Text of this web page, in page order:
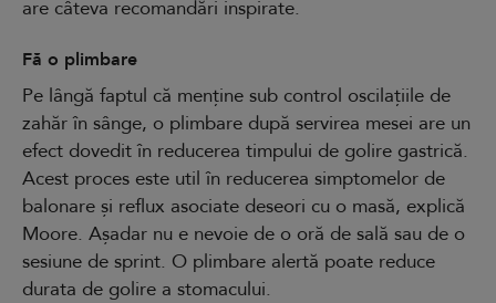
are câteva recomandări inspirate.
Fă o plimbare
Pe lângă faptul că menține sub control oscilațiile de
zahăr în sânge, o plimbare după servirea mesei are un
efect dovedit în reducerea timpului de golire gastrică.
Acest proces este util în reducerea simptomelor de
balonare și reflux asociate deseori cu o masă, explică
Moore. Așadar nu e nevoie de o oră de sală sau de o
sesiune de sprint. O plimbare alertă poate reduce
durata de golire a stomacului.